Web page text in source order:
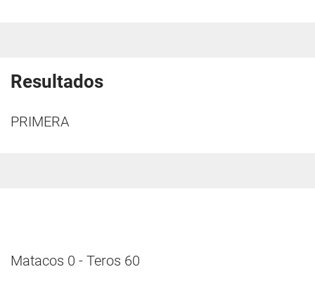
Resultados
PRIMERA
Matacos 0 - Teros 60